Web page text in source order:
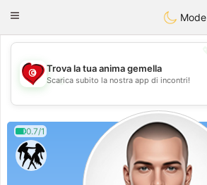
Tunisia Dating
Toggle
Mode
💖
💕
Trova la tua anima gemella
Scarica subito la nostra app di incontri!
0.7/1